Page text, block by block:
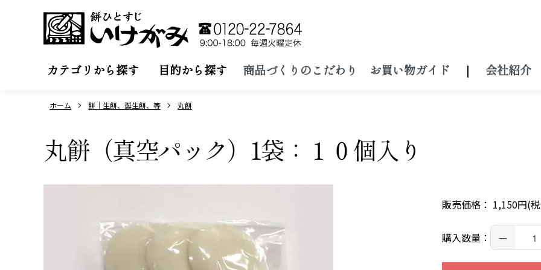
カテゴリから探す 目的から探す 商品づくりのこだわり お買い物ガイド ｜ 会社紹介
ホーム 餅｜生餅、誕生餅、等 丸餅
丸餅（真空パック）1袋：１０個入り
販売価格： 1,150円(
購入数量： －